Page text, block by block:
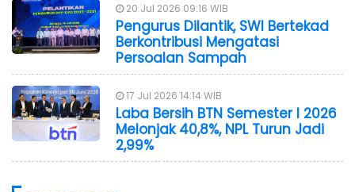
20 Jul 2026 09:16 WIB
Pengurus Dilantik, SWI Bertekad
Berkontribusi Mengatasi
Persoalan Sampah
17 Jul 2026 14:14 WIB
Laba Bersih BTN Semester I 2026
Melonjak 40,8%, NPL Turun Jadi
2,99%